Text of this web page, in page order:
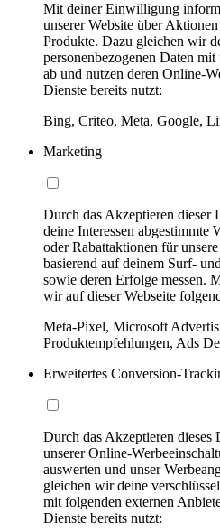
Mit deiner Einwilligung
unserer Website über
Produkte. Dazu gleichen wir
personenbezogenen Daten
ab und nutzen deren Online-
Dienste bereits nutzt:
Bing, Criteo, Meta, Google,
Marketing
Durch das Akzeptieren dieser
deine Interessen abgestimmte
oder Rabattaktionen für
basierend auf deinem Surf-
sowie deren Erfolge messen.
wir auf dieser Webseite
Meta-Pixel, Microsoft
Produktempfehlungen, Ads
Erweitertes Conversion-
Durch das Akzeptieren
unserer Online-
auswerten und unser
gleichen wir deine
mit folgenden externen
Dienste bereits nutzt: